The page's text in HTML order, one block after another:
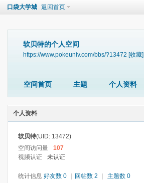
口袋大学城 返回首页
软贝特的个人空间
https://www.pokeuniv.com/bbs/?13472 [收藏]
空间首页 主题 个人资料
个人资料
软贝特(UID: 13472)
空间访问量
107
视频认证
未认证
统计信息 好友数 0 回帖数 2 主题数 0